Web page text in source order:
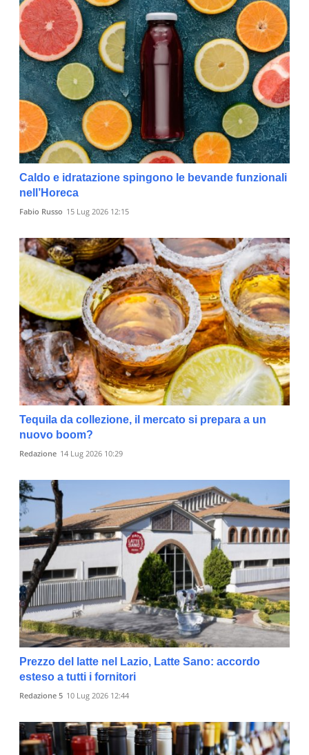
Caldo e idratazione spingono le bevande funzionali
nell’Horeca
Fabio Russo 15 Lug 2026 12:15
Tequila da collezione, il mercato si prepara a un
nuovo boom?
Redazione 14 Lug 2026 10:29
Prezzo del latte nel Lazio, Latte Sano: accordo
esteso a tutti i fornitori
Redazione 5 10 Lug 2026 12:44